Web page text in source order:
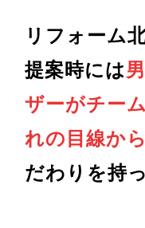
リフォーム
提案時には
ザーがチー
れの目線か
だわりを持